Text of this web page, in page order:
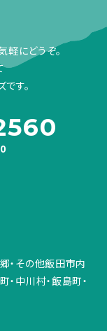
にどうぞ。
す。
・その他飯田市内
・中川村・飯島町・